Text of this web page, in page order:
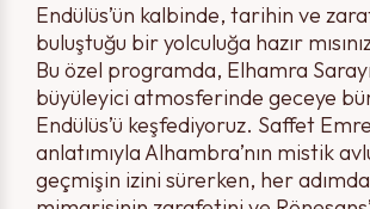
Endülüs’ün kalbinde, tarihin ve
buluştuğu bir yolculuğa hazır
Bu özel programda, Elhamra
büyüleyici atmosferinde geceye
Endülüs’ü keşfediyoruz. Saffet
anlatımıyla Alhambra’nın mistik
geçmişin izini sürerken, her